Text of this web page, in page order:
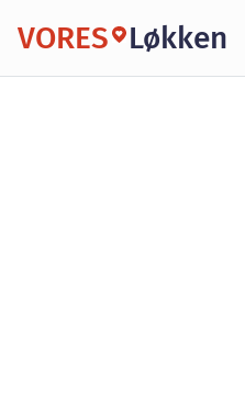
VORES Løkken